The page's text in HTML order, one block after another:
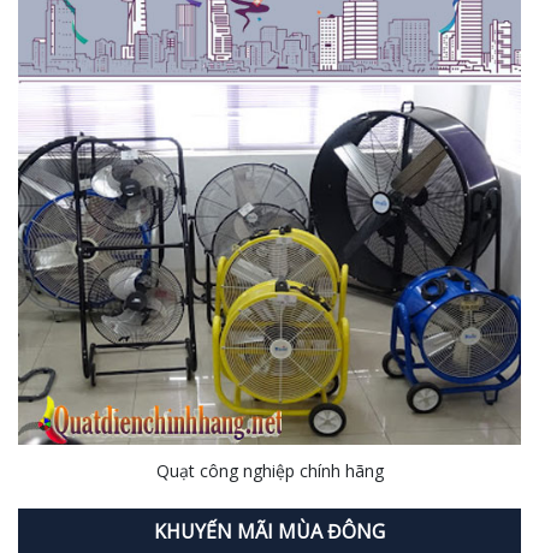
Quạt công nghiệp chính hãng
KHUYẾN MÃI MÙA ĐÔNG